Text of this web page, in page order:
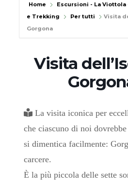
Home
Escursioni - La Viottola
e Trekking
Per tutti
Visita
Gorgona
Visita
La visita iconica per
che ciascuno di noi
si dimentica facilmente:
carcere.
È la più piccola delle sette